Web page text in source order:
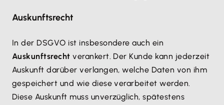
Auskunftsrecht
In der DSGVO ist insbesondere auch ein
Auskunftsrechtverankert. Der Kunde kann jederzeit
Auskunft darüber verlangen, welche Daten von ihm
gespeichert und wie diese verarbeitet werden.
Diese Auskunft muss unverzüglich, spätestens